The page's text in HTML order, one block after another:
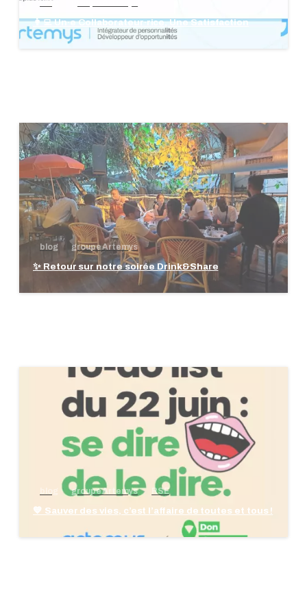
blog
👩‍💻 Un·e Collaborateur·rice, Une Satisfaction
blog groupe Artemys
✨ Retour sur notre soirée Drink&Share
groupe Artemys RSE
💙 Sauver des vies, c’est l’affaire de toutes et tous !